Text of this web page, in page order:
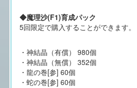
◆魔理沙(F1)育成パック
5回限定で購入することができます。
・神結晶（有償） 980個
・神結晶（無償） 352個
・龍の巻[参] 60個
・蛇の巻[参] 60個